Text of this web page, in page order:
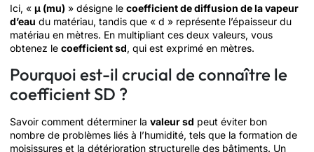
Ici, « μ (mu) » désigne le coefficient de diffusion de la vapeur
d’eau du matériau, tandis que « d » représente l’épaisseur du
matériau en mètres. En multipliant ces deux valeurs, vous
obtenez le coefficient sd, qui est exprimé en mètres.
Pourquoi est-il crucial de connaître le
coefficient SD ?
Savoir comment déterminer la valeur sd peut éviter bon
nombre de problèmes liés à l’humidité, tels que la formation de
moisissures et la détérioration structurelle des bâtiments. Un